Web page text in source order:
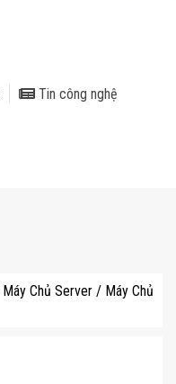
Tin công nghệ
Máy Chủ Server / Máy Chủ